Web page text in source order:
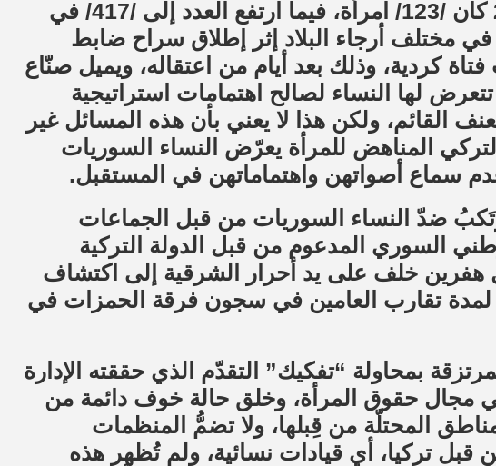
عدد ضحايا النساء في العام 2009 كان /123/ امرأة، فيما ارتفع العدد إلى /417/ في
في مختلف أرجاء البلاد إثر إطلاق سراح ضابط
كردية، وذلك بعد أيام من اعتقاله، ويميل صنّاع
لها النساء لصالح اهتمامات استراتيجية
القائم، ولكن هذا لا يعني بأن هذه المسائل غير
المناهض للمرأة يعرّض النساء السوريات
سماع أصواتهن واهتماماتهن في المستقبل.
ضدّ النساء السوريات من قبل الجماعات
السوري المدعوم من قبل الدولة التركية
هفرين خلف على يد أحرار الشرقية إلى اكتشاف
لمدة تقارب العامين في سجون فرقة الحمزات في
بمحاولة “تفكيك” التقدّم الذي حققته الإدارة
مجال حقوق المرأة، وخلق حالة خوف دائمة من
المحتلّة من قِبلها، ولا تضمُّ المنظمات
قبل تركيا، أي قيادات نسائية، ولم تُظهِر هذه